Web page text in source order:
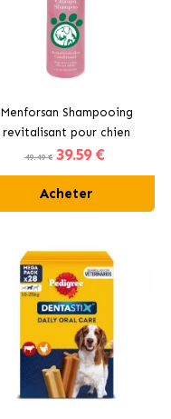
Menforsan Shampooing
revitalisant pour chien
49.49 € 39.59 €
Acheter